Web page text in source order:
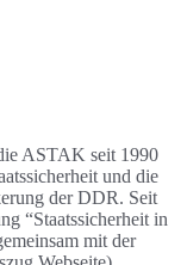
ASTAK seit 1990
und die
der DDR. Seit
“Staatssicherheit in
mit der